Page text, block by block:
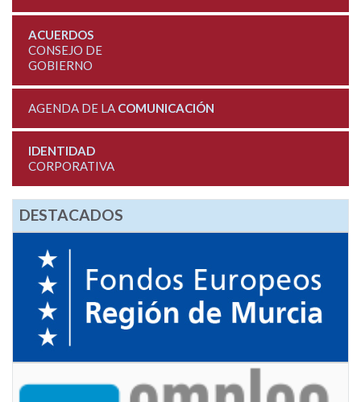
ACUERDOS
CONSEJO DE
GOBIERNO
AGENDA DE LA COMUNICACIÓN
IDENTIDAD
CORPORATIVA
DESTACADOS